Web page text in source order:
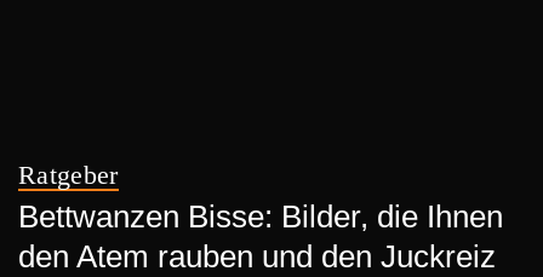
Ratgeber
Bettwanzen Bisse: Bilder, die Ihnen
den Atem rauben und den Juckreiz